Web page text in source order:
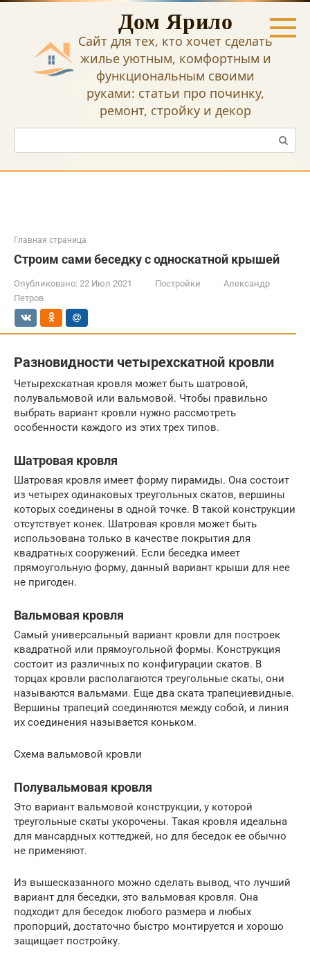
Перейти
Дом Ярило
Сайт для тех, кто хочет сделать
жилье уютным, комфортным и
функциональным своими
руками: статьи про починку,
ремонт, стройку и декор
Поиск:
Главная страница
Строим сами беседку с односкатной крышей
Опубликовано: 22 Июл 2021 Постройки
Александр
Петров
Разновидности четырехскатной кровли
Четырехскатная кровля может быть шатровой,
полувальмовой или вальмовой. Чтобы правильно
выбрать вариант кровли нужно рассмотреть
особенности каждого из этих трех типов.
Шатровая кровля
Шатровая кровля имеет форму пирамиды. Она состоит
из четырех одинаковых треугольных скатов, вершины
которых соединены в одной точке. В такой конструкции
отсутствует конек. Шатровая кровля может быть
использована только в качестве покрытия для
квадратных сооружений. Если беседка имеет
прямоугольную форму, данный вариант крыши для нее
не пригоден.
Вальмовая кровля
Самый универсальный вариант кровли для построек
квадратной или прямоугольной формы. Конструкция
состоит из различных по конфигурации скатов. В
торцах кровли располагаются треугольные скаты, они
называются вальмами. Еще два ската трапециевидные.
Вершины трапеций соединяются между собой, и линия
их соединения называется коньком.
Схема вальмовой кровли
Полувальмовая кровля
Это вариант вальмовой конструкции, у которой
треугольные скаты укорочены. Такая кровля идеальна
для мансардных коттеджей, но для беседок ее обычно
не применяют.
Из вышесказанного можно сделать вывод, что лучший
вариант для беседки, это вальмовая кровля. Она
подходит для беседок любого размера и любых
пропорций, достаточно быстро монтируется и хорошо
защищает постройку.